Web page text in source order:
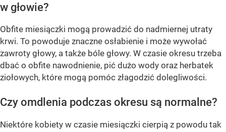
w głowie?
Obfite miesiączki mogą prowadzić do nadmiernej utraty
krwi. To powoduje znaczne osłabienie i może wywołać
zawroty głowy, a także bóle głowy. W czasie okresu trzeba
dbać o obfite nawodnienie, pić dużo wody oraz herbatek
ziołowych, które mogą pomóc złagodzić dolegliwości.
Czy omdlenia podczas okresu są normalne?
Niektóre kobiety w czasie miesiączki cierpią z powodu tak